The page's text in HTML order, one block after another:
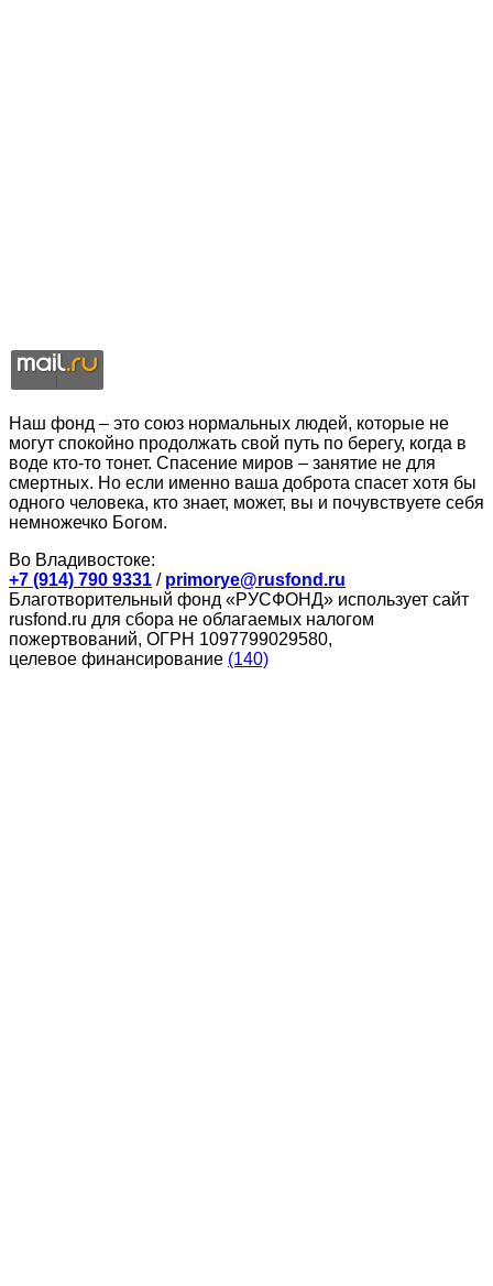
Наш фонд – это союз нормальных людей, которые не
могут спокойно продолжать свой путь по берегу, когда в
воде кто-то тонет. Спасение миров – занятие не для
смертных. Но если именно ваша доброта спасет хотя бы
одного человека, кто знает, может, вы и почувствуете себя
немножечко Богом.
Во Владивостоке:
+7 (914) 790 9331 / primorye@rusfond.ru
Благотворительный фонд «РУСФОНД» использует сайт
rusfond.ru для сбора не облагаемых налогом
пожертвований, ОГРН 1097799029580,
целевое финансирование (140)